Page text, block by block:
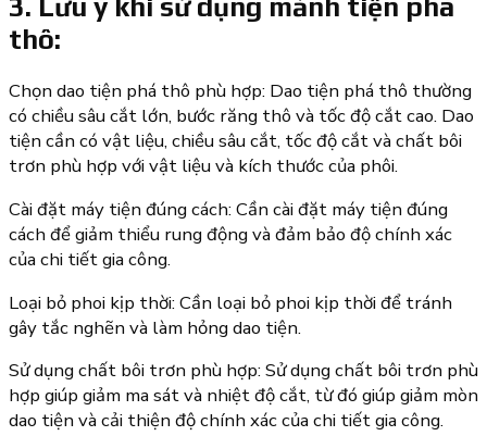
3. Lưu ý khi sử dụng mảnh tiện phá
thô:
Chọn dao tiện phá thô phù hợp: Dao tiện phá thô thường
có chiều sâu cắt lớn, bước răng thô và tốc độ cắt cao. Dao
tiện cần có vật liệu, chiều sâu cắt, tốc độ cắt và chất bôi
trơn phù hợp với vật liệu và kích thước của phôi.
Cài đặt máy tiện đúng cách: Cần cài đặt máy tiện đúng
cách để giảm thiểu rung động và đảm bảo độ chính xác
của chi tiết gia công.
Loại bỏ phoi kịp thời: Cần loại bỏ phoi kịp thời để tránh
gây tắc nghẽn và làm hỏng dao tiện.
Sử dụng chất bôi trơn phù hợp: Sử dụng chất bôi trơn phù
hợp giúp giảm ma sát và nhiệt độ cắt, từ đó giúp giảm mòn
dao tiện và cải thiện độ chính xác của chi tiết gia công.